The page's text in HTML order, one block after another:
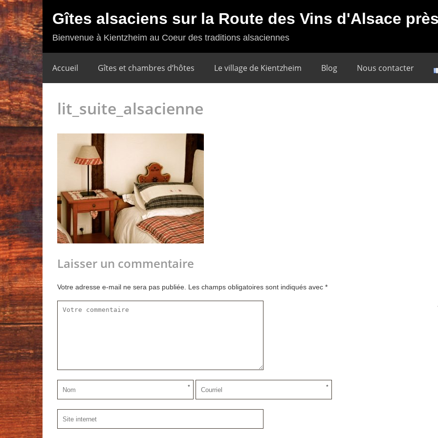
Gîtes alsaciens sur la Route des Vins d'Alsace
Bienvenue à Kientzheim au Coeur des traditions alsaciennes
Accueil Gîtes et chambres d’hôtes Le village de Kientzheim Blog Nous contacter
lit_suite_alsacienne
Laisser un commentaire
Votre adresse e-mail ne sera pas publiée. Les champs obligatoires sont indiqués avec *
* *